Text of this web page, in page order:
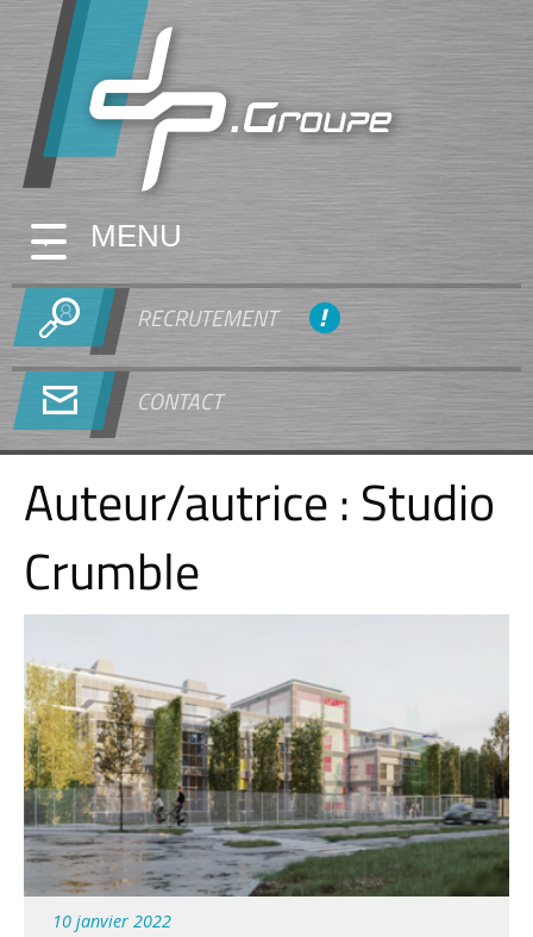
MENU
RECRUTEMENT
CONTACT
Auteur/autrice : Studio
Crumble
10 janvier 2022